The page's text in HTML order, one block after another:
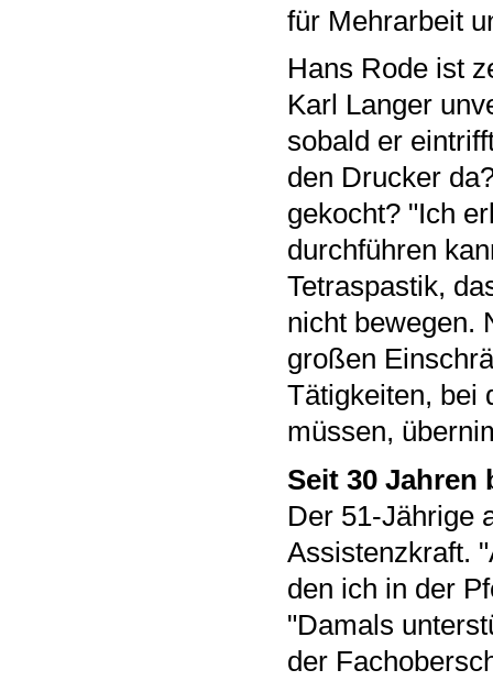
für Mehrarbeit
Hans Rode ist
Karl Langer
sobald er
den Drucker
gekocht? "Ich
durchführen
Tetraspastik,
nicht bewegen.
großen
Tätigkeiten, bei
müssen,
Seit 30 Jahren
Der 51-Jährige
Assistenzkraft.
den ich in der
"Damals
der